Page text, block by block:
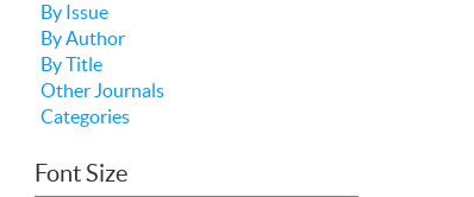
By Issue
By Author
By Title
Other Journals
Categories
Font Size